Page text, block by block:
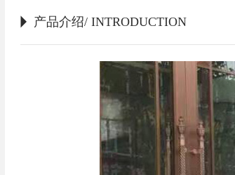
产品介绍/ INTRODUCTION